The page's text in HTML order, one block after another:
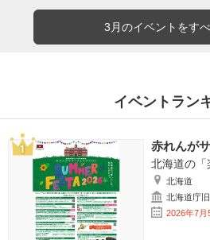
3月のイベントをす
イベントラン
赤れんが
北海道の「
北海道
北海道庁
2026年7